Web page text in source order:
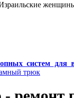
женщины
систем для
трюк